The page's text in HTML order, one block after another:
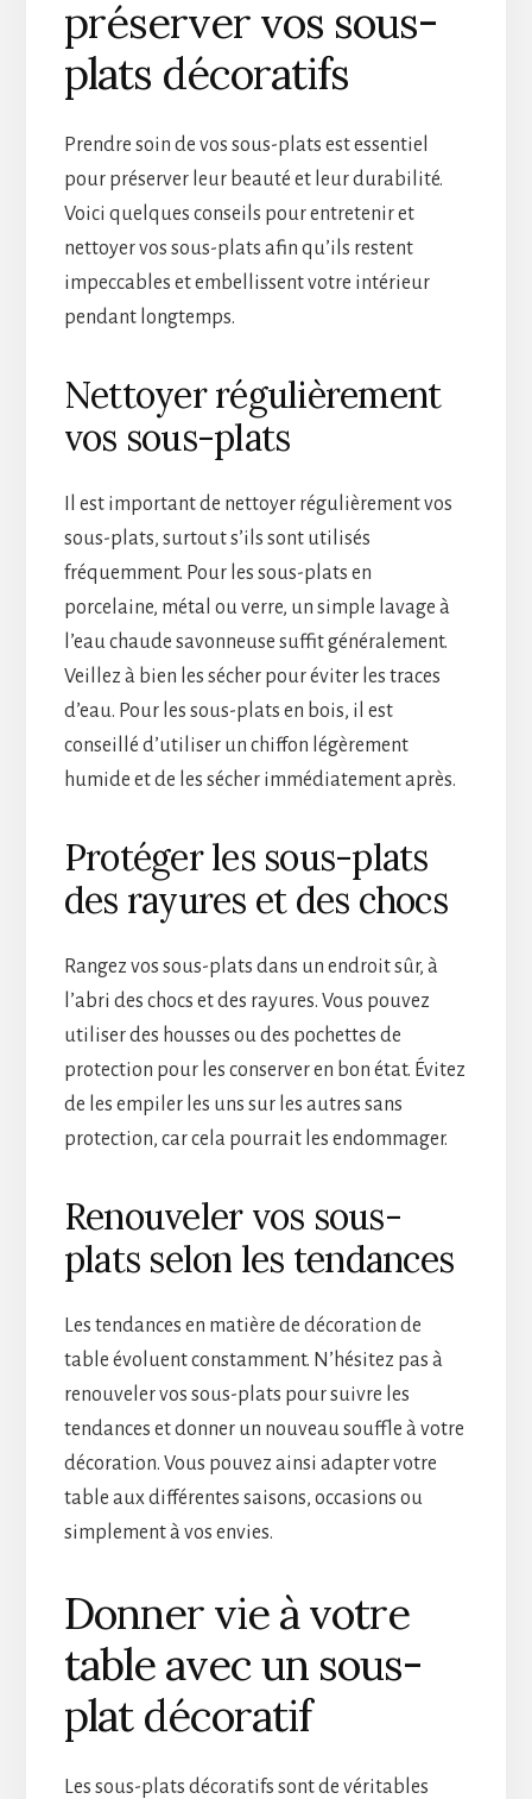
préserver vos sous-
plats décoratifs
Prendre soin de vos sous-plats est essentiel
pour préserver leur beauté et leur durabilité.
Voici quelques conseils pour entretenir et
nettoyer vos sous-plats afin qu’ils restent
impeccables et embellissent votre intérieur
pendant longtemps.
Nettoyer régulièrement
vos sous-plats
Il est important de nettoyer régulièrement vos
sous-plats, surtout s’ils sont utilisés
fréquemment. Pour les sous-plats en
porcelaine, métal ou verre, un simple lavage à
l’eau chaude savonneuse suffit généralement.
Veillez à bien les sécher pour éviter les traces
d’eau. Pour les sous-plats en bois, il est
conseillé d’utiliser un chiffon légèrement
humide et de les sécher immédiatement après.
Protéger les sous-plats
des rayures et des chocs
Rangez vos sous-plats dans un endroit sûr, à
l’abri des chocs et des rayures. Vous pouvez
utiliser des housses ou des pochettes de
protection pour les conserver en bon état. Évitez
de les empiler les uns sur les autres sans
protection, car cela pourrait les endommager.
Renouveler vos sous-
plats selon les tendances
Les tendances en matière de décoration de
table évoluent constamment. N’hésitez pas à
renouveler vos sous-plats pour suivre les
tendances et donner un nouveau souffle à votre
décoration. Vous pouvez ainsi adapter votre
table aux différentes saisons, occasions ou
simplement à vos envies.
Donner vie à votre
table avec un sous-
plat décoratif
Les sous-plats décoratifs sont de véritables